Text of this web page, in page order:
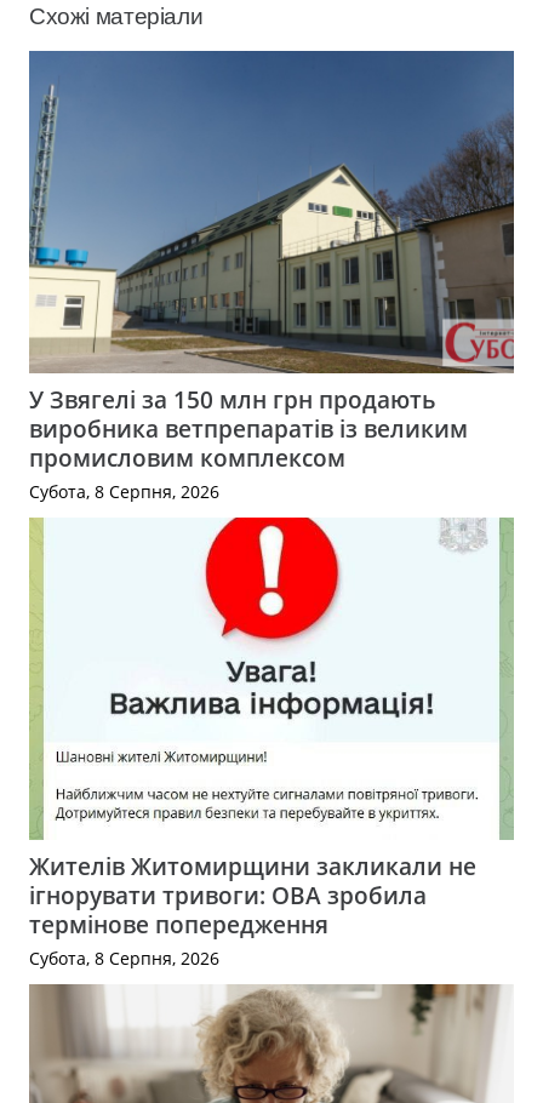
Схожі матеріали
У Звягелі за 150 млн грн продають
виробника ветпрепаратів із великим
промисловим комплексом
Субота, 8 Серпня, 2026
Жителів Житомирщини закликали не
ігнорувати тривоги: ОВА зробила
термінове попередження
Субота, 8 Серпня, 2026